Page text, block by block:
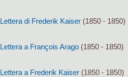
Lettera di Frederik Kaiser (1850 - 1850)
Lettera a François Arago (1850 - 1850)
Lettera a Frederik Kaiser (1850 - 1850)